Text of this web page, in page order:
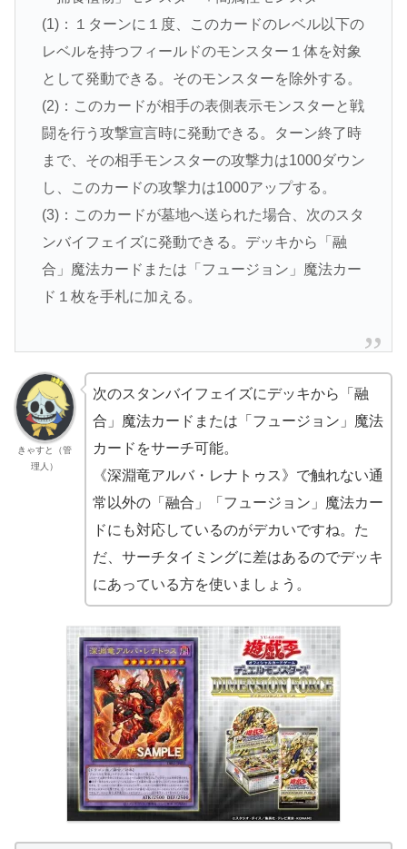
(1)：１ターンに１度、このカードのレベル以下の
レベルを持つフィールドのモンスター１体を対象
として発動できる。そのモンスターを除外する。
(2)：このカードが相手の表側表示モンスターと戦
闘を行う攻撃宣言時に発動できる。ターン終了時
まで、その相手モンスターの攻撃力は1000ダウン
し、このカードの攻撃力は1000アップする。
(3)：このカードが墓地へ送られた場合、次のスタ
ンバイフェイズに発動できる。デッキから「融
合」魔法カードまたは「フュージョン」魔法カー
ド１枚を手札に加える。
きゃすと（管
理人）
次のスタンバイフェイズにデッキから「融
合」魔法カードまたは「フュージョン」魔法
カードをサーチ可能。
《深淵竜アルバ・レナトゥス》で触れない通
常以外の「融合」「フュージョン」魔法カー
ドにも対応しているのがデカいですね。た
だ、サーチタイミングに差はあるのでデッキ
にあっている方を使いましょう。